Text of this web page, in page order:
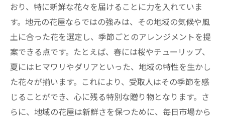
おり、特に新鮮な花々を届けることに力を入れていま
す。地元の花屋ならではの強みは、その地域の気候や風
土に合った花を選定し、季節ごとのアレンジメントを提
案できる点です。たとえば、春には桜やチューリップ、
夏にはヒマワリやダリアといった、地域の特性を生かし
た花々が揃います。これにより、受取人はその季節を感
じることができ、心に残る特別な贈り物となります。さ
らに、地域の花屋は新鮮さを保つために、毎日市場から